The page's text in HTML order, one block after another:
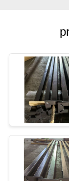
MAPA
DEL
SITIO
PRIVACY
POLICY